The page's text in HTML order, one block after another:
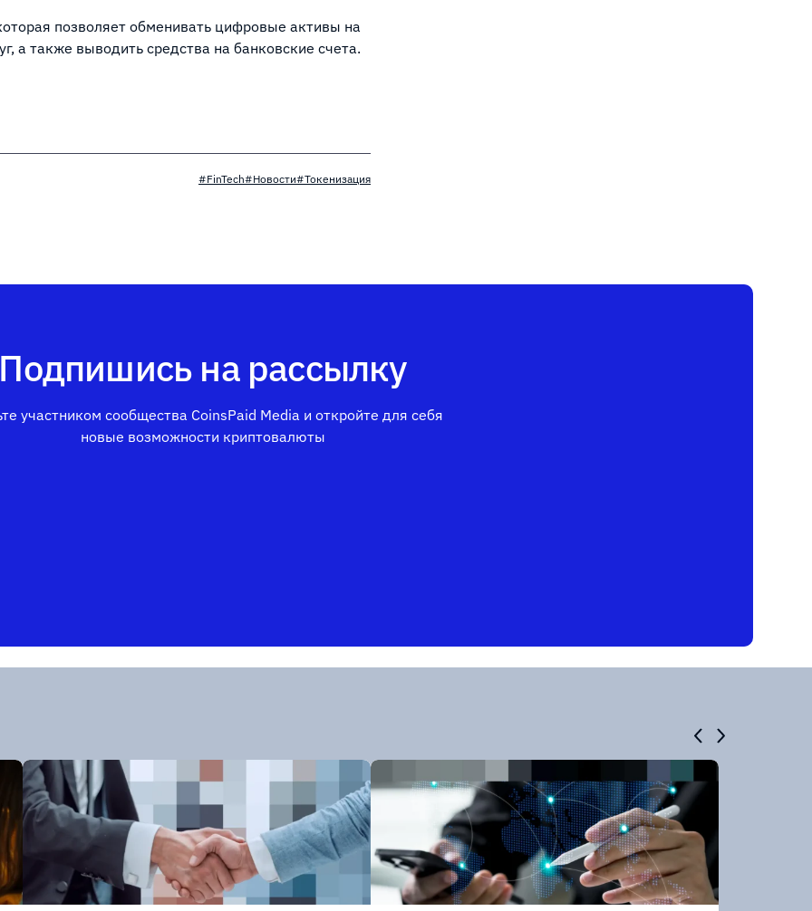
позволяет обменивать цифровые активы на
а также выводить средства на банковские счета.
#FinTech#Новости#Токенизация
Подпишись на рассылку
участником сообщества CoinsPaid Media и откройте для себя
новые возможности криптовалюты